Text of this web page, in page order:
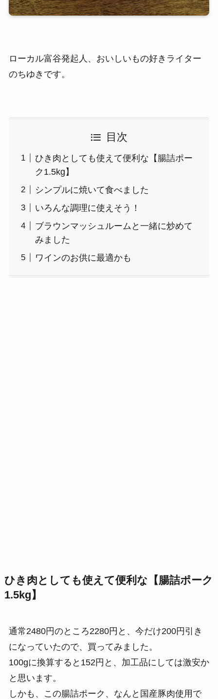
ローカル富谷発起人、おいしいもの好きライター
のちゆきです。
目次
ひき肉としても使えて便利な【腸詰ポー
ク1.5kg】
シンプルに焼いて食べました
いろんな調理に使えそう！
ブラウンマッシュルームと一緒に炒めて
みました
ワインのお供に最適かも
ひき肉としても使えて便利な【腸詰ポーク
1.5kg】
通常2480円のところ2280円と、今だけ200円引き
になっていたので、買ってみました。
100gに換算すると152円と、加工品にしては激安か
と思います。
しかも、この腸詰ポーク、なんと国産豚肉使用で